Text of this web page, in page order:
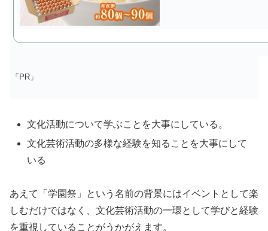
「PR」
文化活動について学ぶことを大事にしている。
文化芸術活動の多様な経験を知ることを大事にして
いる
あえて「学園祭」という名前の背景にはイベントとして楽
しむだけではなく、文化芸術活動の一環として学びと経験
を重視していることがうかがえます。